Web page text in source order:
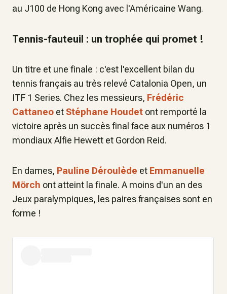
au J100 de Hong Kong avec l'Américaine Wang.
Tennis-fauteuil : un trophée qui promet !
Un titre et une finale : c'est l'excellent bilan du
tennis français au très relevé Catalonia Open, un
ITF 1 Series. Chez les messieurs, Frédéric
Cattaneo et Stéphane Houdet ont remporté la
victoire après un succès final face aux numéros 1
mondiaux Alfie Hewett et Gordon Reid.
En dames, Pauline Déroulède et Emmanuelle
Mörch ont atteint la finale. A moins d'un an des
Jeux paralympiques, les paires françaises sont en
forme !